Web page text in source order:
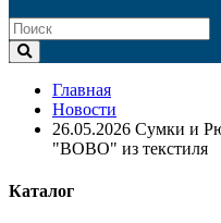
Главная
Новости
26.05.2026 Сумки и
"BOBO" из текстиля
Каталог